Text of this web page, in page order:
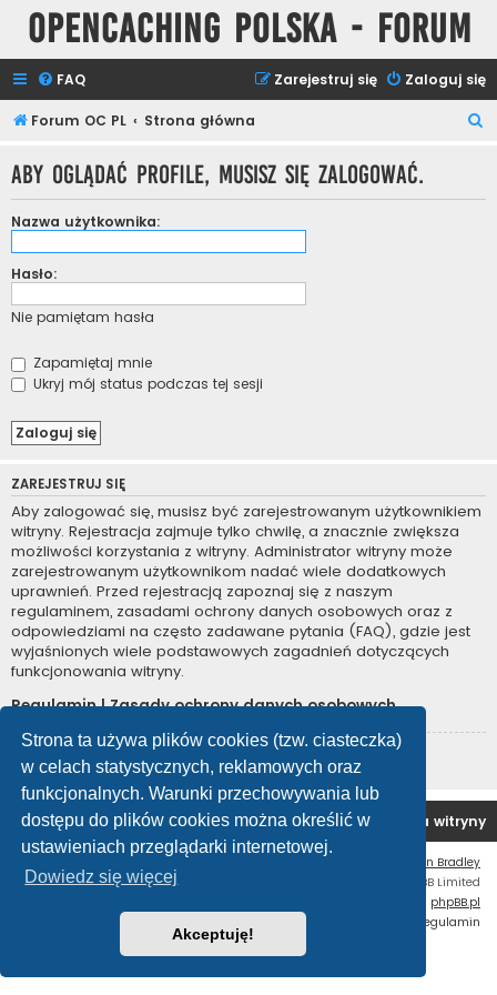
Strona ta używa plików cookies (tzw. ciasteczka)
w celach statystycznych, reklamowych oraz
funkcjonalnych. Warunki przechowywania lub
dostępu do plików cookies można określić w
ustawieniach przeglądarki internetowej.
Dowiedz się więcej
Akceptuję!
Opencaching Polska - Forum
FAQ Zaloguj się
Zarejestruj się
Forum OC PL Strona główna
k
Aby oglądać profile, musisz się zalogować.
Nazwa użytkownika:
Hasło:
Nie pamiętam hasła
Zapamiętaj mnie
Ukryj mój status podczas tej sesji
ZAREJESTRUJ SIĘ
Aby zalogować się, musisz być zarejestrowanym użytkownikiem
witryny. Rejestracja zajmuje tylko chwilę, a znacznie zwiększa
możliwości korzystania z witryny. Administrator witryny może
zarejestrowanym użytkownikom nadać wiele dodatkowych
uprawnień. Przed rejestracją zapoznaj się z naszym
regulaminem, zasadami ochrony danych osobowych oraz z
odpowiedziami na często zadawane pytania (FAQ), gdzie jest
wyjaśnionych wiele podstawowych zagadnień dotyczących
funkcjonowania witryny.
Regulamin|Zasady ochrony danych osobowych
Zarejestruj się
Forum OC PL Strona główna Usuń ciasteczka witryny
Ian Bradley
Technologię dostarcza
® Forum Software © phpBB Limited
phpBB.pl
Regulamin